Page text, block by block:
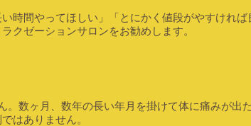
時間やってほしい」「とにかく値段がやすければ
ゼーションサロンをお勧めします。
数ヶ月、数年の長い年月を掛けて体に痛みが出
はありません。